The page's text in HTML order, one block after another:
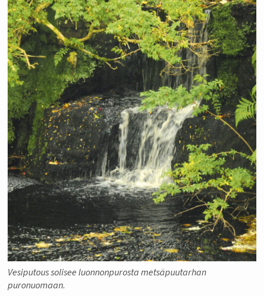
Vesiputous solisee luonnonpurosta metsäpuutarhan
puronuomaan.